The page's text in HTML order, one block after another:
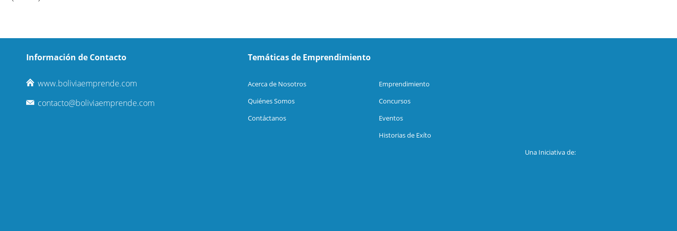
Información de Contacto
www.boliviaemprende.com
contacto@boliviaemprende.com
Temáticas de Emprendimiento
Acerca de Nosotros
Quiénes Somos
Contáctanos
Emprendimiento
Concursos
Eventos
Historias de Exíto
Una Iniciativa de: